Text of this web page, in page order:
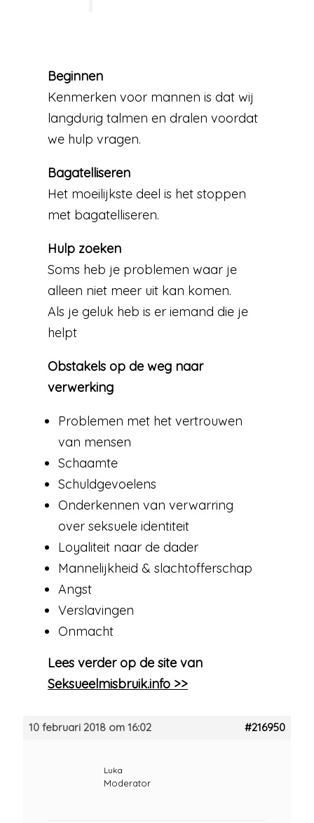
Beginnen
Kenmerken voor mannen is dat wij
langdurig talmen en dralen voordat
we hulp vragen.
Bagatelliseren
Het moeilijkste deel is het stoppen
met bagatelliseren.
Hulp zoeken
Soms heb je problemen waar je
alleen niet meer uit kan komen.
Als je geluk heb is er iemand die je
helpt
Obstakels op de weg naar
verwerking
Problemen met het vertrouwen
van mensen
Schaamte
Schuldgevoelens
Onderkennen van verwarring
over seksuele identiteit
Loyaliteit naar de dader
Mannelijkheid & slachtofferschap
Angst
Verslavingen
Onmacht
Lees verder op de site van
Seksueelmisbruik.info >>
10 februari 2018 om 16:02 #216950
Luka
Moderator